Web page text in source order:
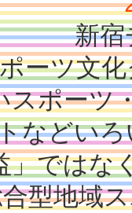
新
ーツ文
スポーツ
などい
」ではな
型地域